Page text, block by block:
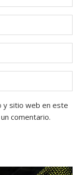
y sitio web en este
comentario.